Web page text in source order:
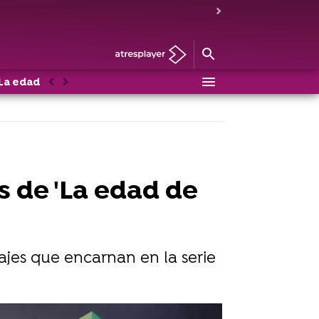
edad de la ira
AnteriorSiguiente
'La edad de
que encarnan en la serie